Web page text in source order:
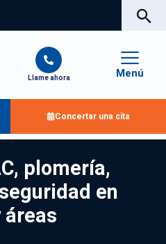
Llame ahora Menú
Concertar una cita
plomería,
en
áreas